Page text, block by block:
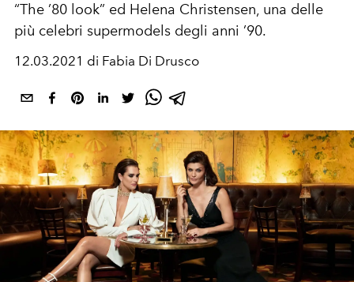
“The ’80 look” ed Helena Christensen, una delle
più celebri supermodels degli anni ’90.
12.03.2021 di Fabia Di Drusco